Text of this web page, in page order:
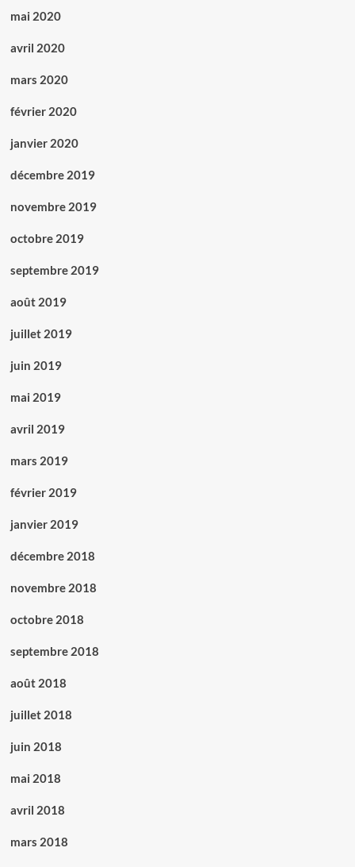
mai 2020
avril 2020
mars 2020
février 2020
janvier 2020
décembre 2019
novembre 2019
octobre 2019
septembre 2019
août 2019
juillet 2019
juin 2019
mai 2019
avril 2019
mars 2019
février 2019
janvier 2019
décembre 2018
novembre 2018
octobre 2018
septembre 2018
août 2018
juillet 2018
juin 2018
mai 2018
avril 2018
mars 2018